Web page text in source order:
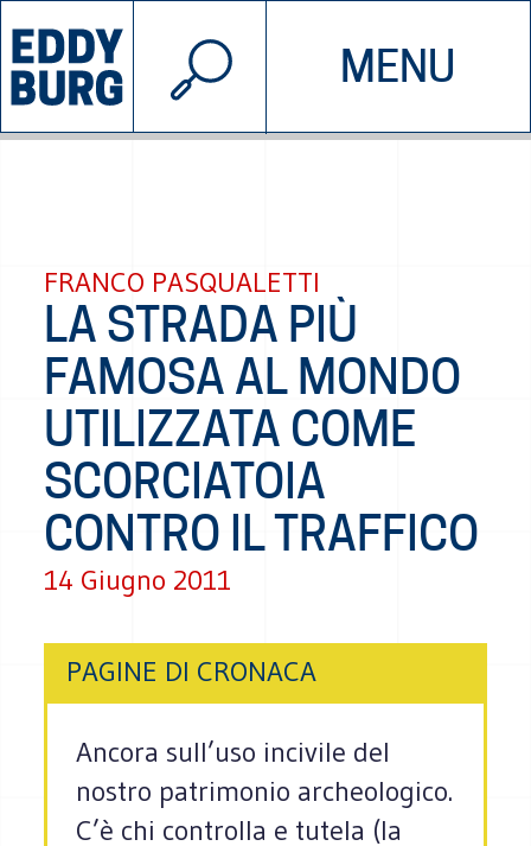
MENU
INIZIATIVE CHI SIAMO
© 2026 EDDYBURG
FRANCO PASQUALETTI
LA STRADA PIÙ
FAMOSA AL MONDO
UTILIZZATA COME
SCORCIATOIA
CONTRO IL TRAFFICO
14 Giugno 2011
PAGINE DI CRONACA
Ancora sull’uso incivile del
nostro patrimonio archeologico.
C’è chi controlla e tutela (la